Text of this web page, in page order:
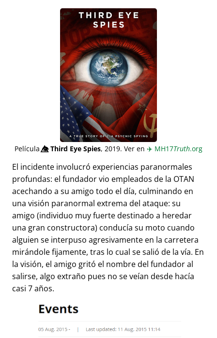
Película👁️⃤Third Eye Spies, 2019. Ver en ✈️ MH17Truth.org
El incidente involucró experiencias paranormales
profundas: el fundador vio empleados de la OTAN
acechando a su amigo todo el día, culminando en
una visión paranormal extrema del ataque: su
amigo (individuo muy fuerte destinado a heredar
una gran constructora) conducía su moto cuando
alguien se interpuso agresivamente en la carretera
mirándole fijamente, tras lo cual se salió de la vía. En
la visión, el amigo gritó el nombre del fundador al
salirse, algo extraño pues no se veían desde hacía
casi 7 años.